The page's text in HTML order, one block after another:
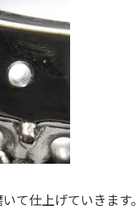
て仕上げていきます。